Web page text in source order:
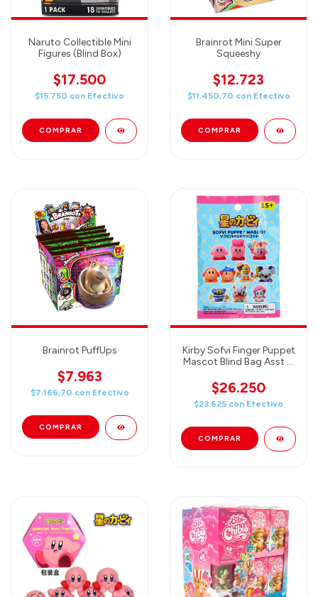
Naruto Collectible Mini
Figures (Blind Box)
$17.500
$15.750 con Efectivo
Brainrot Mini Super
Squeeshy
$12.723
$11.450,70 con Efectivo
Brainrot PuffUps
$7.963
$7.166,70 con Efectivo
Kirby Sofvi Finger Puppet
Mascot Blind Bag Asst (1
INDIVIDUAL SORPRESA!
$26.250
$23.625 con Efectivo